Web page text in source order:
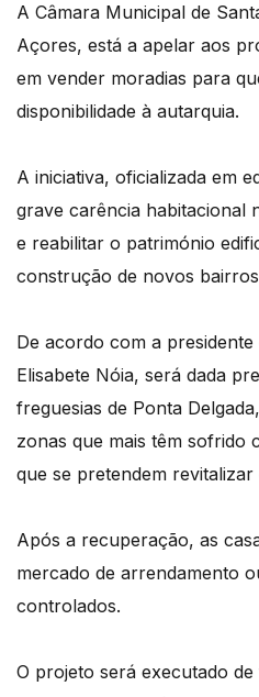
A Câmara Municipal de
Açores, está a apelar aos
em vender moradias para
disponibilidade à autarquia.
A iniciativa, oficializada em
grave carência habitacional
e reabilitar o património
construção de novos
De acordo com a
Elisabete Nóia, será dada
freguesias de Ponta
zonas que mais têm sofrido
que se pretendem
Após a recuperação, as
mercado de arrendamento
controlados.
O projeto será executado